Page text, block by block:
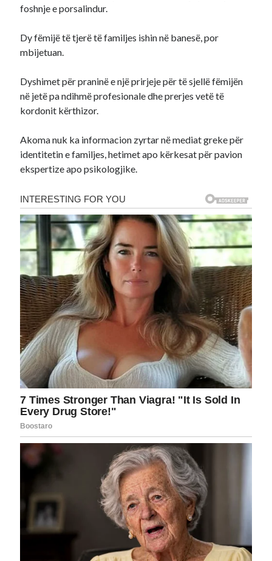
foshnje e porsalindur.
Dy fëmijë të tjerë të familjes ishin në banesë, por
mbijetuan.
Dyshimet për praninë e një prirjeje për të sjellë fëmijën
në jetë pa ndihmë profesionale dhe prerjes vetë të
kordonit kërthizor.
Akoma nuk ka informacion zyrtar në mediat greke për
identitetin e familjes, hetimet apo kërkesat për pavion
ekspertize apo psikologjike.